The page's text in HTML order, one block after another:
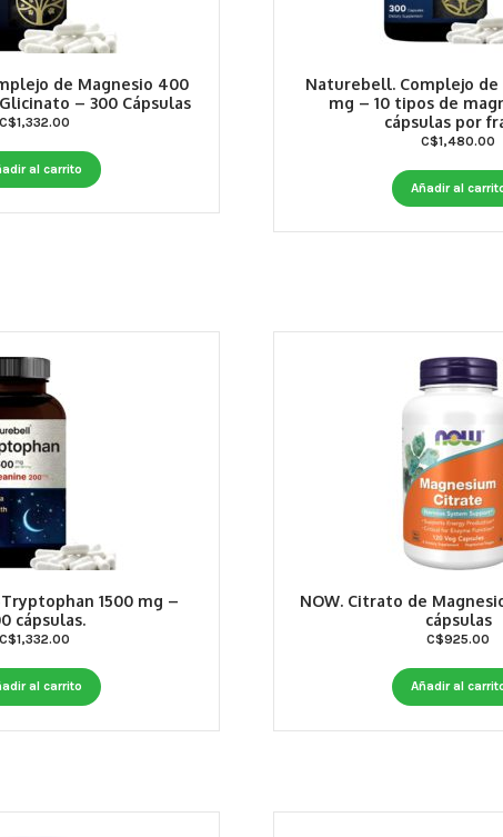
de Magnesio 400
– 300 Cápsulas
C$1,332.00
al carrito
Naturebell. Complejo de
mg – 10 tipos de
cápsulas por
C$1,480.00
Añadir al
1500 mg –
cápsulas.
C$1,332.00
al carrito
NOW. Citrato de
cápsulas
C$925.00
Añadir al